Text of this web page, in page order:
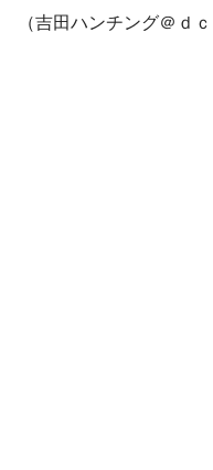
（吉田ハンチング＠ｄｃ